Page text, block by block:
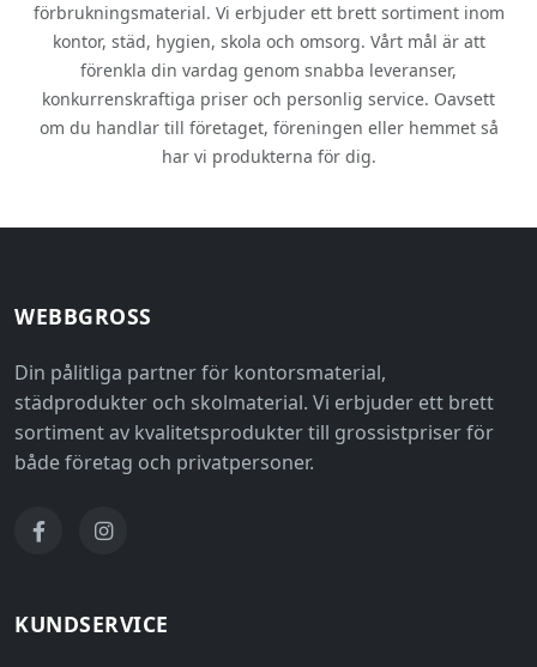
förbrukningsmaterial. Vi erbjuder ett brett sortiment inom
kontor, städ, hygien, skola och omsorg. Vårt mål är att
förenkla din vardag genom snabba leveranser,
konkurrenskraftiga priser och personlig service. Oavsett
om du handlar till företaget, föreningen eller hemmet så
har vi produkterna för dig.
WEBBGROSS
Din pålitliga partner för kontorsmaterial,
städprodukter och skolmaterial. Vi erbjuder ett brett
sortiment av kvalitetsprodukter till grossistpriser för
både företag och privatpersoner.
KUNDSERVICE